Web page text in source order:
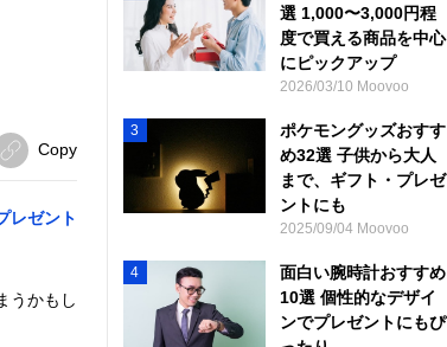
Copy
レゼント
うかもし
選 1,000〜3,000円程
度で買える商品を中心
にピックアップ
2026/03/10 Moovoo
3
ポケモングッズおすす
め32選 子供から大人
まで、ギフト・プレゼ
ントにも
2025/09/04 Moovoo
4
面白い腕時計おすすめ
10選 個性的なデザイ
ンでプレゼントにもぴ